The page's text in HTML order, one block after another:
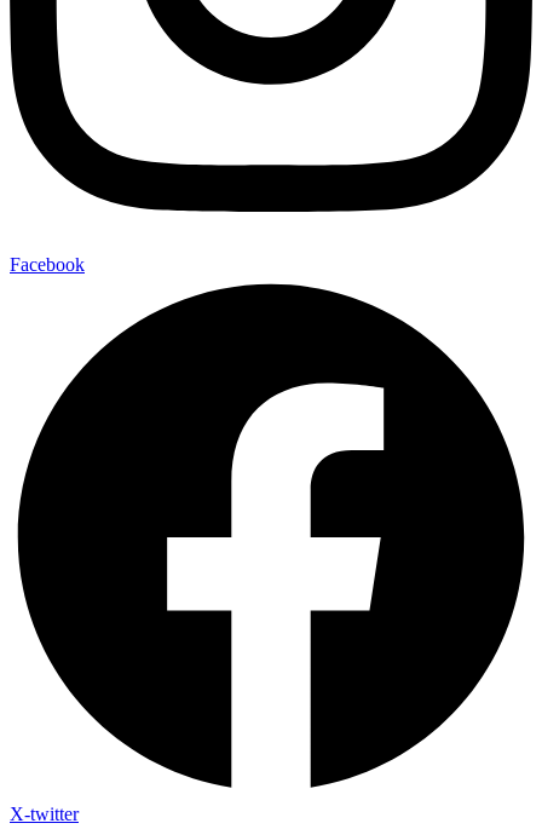
Facebook
X-twitter